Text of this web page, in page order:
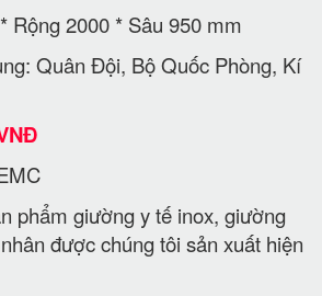
Rộng 2000 * Sâu 950 mm
Quân Đội, Bộ Quốc Phòng, Kí
phẩm giường y tế inox, giường
được chúng tôi sản xuất hiện